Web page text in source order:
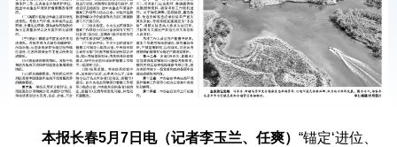
本报长春5月7日电（记者李玉兰、任爽） “锚定‘进位、